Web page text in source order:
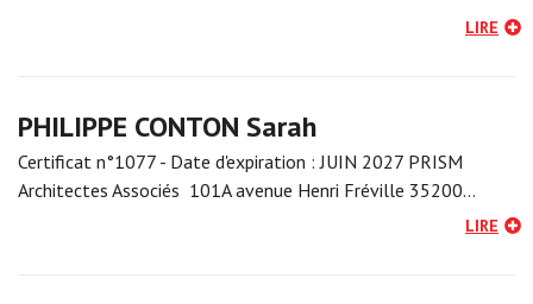
LIRE
PHILIPPE CONTON Sarah
Certificat n°1077 - Date d'expiration : JUIN 2027 PRISM
Architectes Associés 101A avenue Henri Fréville 35200…
LIRE